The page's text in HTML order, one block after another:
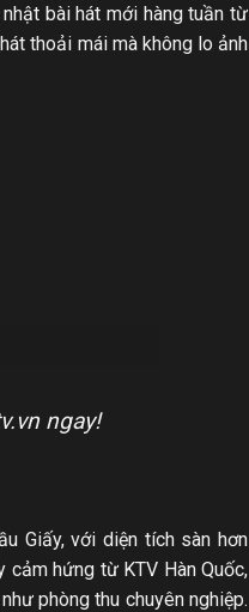
bài hát mới hàng tuần từ
thoải mái mà không lo ảnh
ngay!
Giấy, với diện tích sàn hơn
hứng từ KTV Hàn Quốc,
phòng thu chuyên nghiệp.